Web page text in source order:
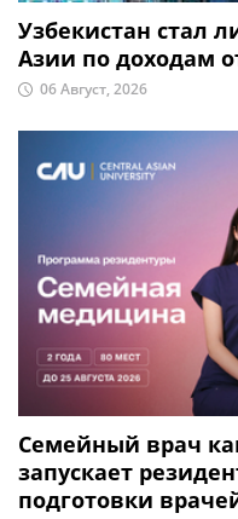
Узбекистан стал
Азии по доходам
06 Август, 2026
Семейный врач
запускает
подготовки